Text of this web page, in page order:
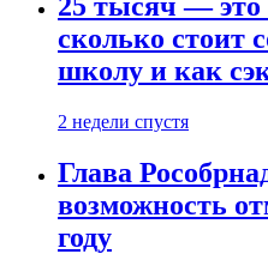
сколько стоит
школу и как
2 недели спустя
Глава
возможность
году